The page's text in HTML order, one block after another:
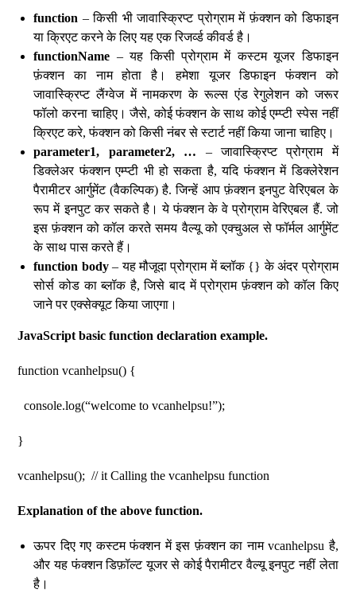
function – किसी भी जावास्क्रिप्ट प्रोग्राम में फ़ंक्शन को डिफाइन
या क्रिएट करने के लिए यह एक रिजर्व्ड कीवर्ड है।
functionName – यह किसी प्रोग्राम में कस्टम यूजर डिफाइन
फ़ंक्शन का नाम होता है। हमेशा यूजर डिफाइन फंक्शन को
जावास्क्रिप्ट लैंग्वेज में नामकरण के रूल्स एंड रेगुलेशन को जरूर
फॉलो करना चाहिए। जैसे, कोई फंक्शन के साथ कोई एम्प्टी स्पेस नहीं
क्रिएट करे, फंक्शन को किसी नंबर से स्टार्ट नहीं किया जाना चाहिए।
parameter1, parameter2, … – जावास्क्रिप्ट प्रोग्राम में
डिक्लेअर फंक्शन एम्प्टी भी हो सकता है, यदि फंक्शन में डिक्लेरेशन
पैरामीटर आर्गुमेंट (वैकल्पिक) है. जिन्हें आप फ़ंक्शन इनपुट वेरिएबल के
रूप में इनपुट कर सकते है। ये फंक्शन के वे प्रोग्राम वेरिएबल हैं. जो
इस फ़ंक्शन को कॉल करते समय वैल्यू को एक्चुअल से फॉर्मल आर्गुमेंट
के साथ पास करते हैं।
function body– यह मौजूदा प्रोग्राम में ब्लॉक {} के अंदर प्रोग्राम
सोर्स कोड का ब्लॉक है, जिसे बाद में प्रोग्राम फ़ंक्शन को कॉल किए
जाने पर एक्सेक्यूट किया जाएगा।
JavaScript basic function declaration example.
function vcanhelpsu() {
console.log(“welcome to vcanhelpsu!”);
}
vcanhelpsu(); // it Calling the vcanhelpsu function
Explanation of the above function.
ऊपर दिए गए कस्टम फंक्शन में इस फ़ंक्शन का नाम vcanhelpsu है,
और यह फंक्शन डिफ़ॉल्ट यूजर से कोई पैरामीटर वैल्यू इनपुट नहीं लेता
है।